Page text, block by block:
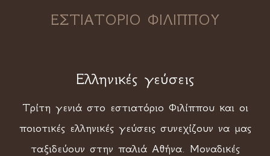
ΕΣΤΙΑΤΟΡΙΟ ΦΙΛΙΠΠΟΥ
Ελληνικές γεύσεις
Τρίτη γενιά στο εστιατόριο Φιλίππου και οι
ποιοτικές ελληνικές γεύσεις συνεχίζουν να μας
ταξιδεύουν στην παλιά Αθήνα. Μοναδικές